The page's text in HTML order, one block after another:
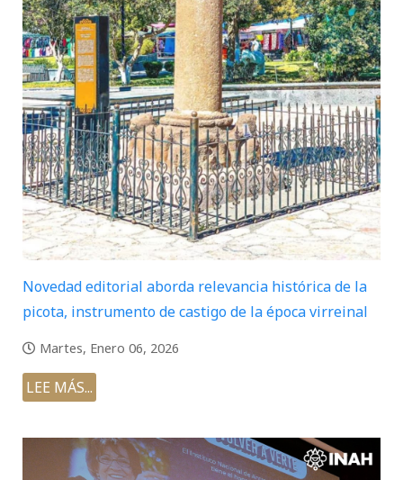
Novedad editorial aborda relevancia histórica de la
picota, instrumento de castigo de la época virreinal
Martes, Enero 06, 2026
LEE MÁS...